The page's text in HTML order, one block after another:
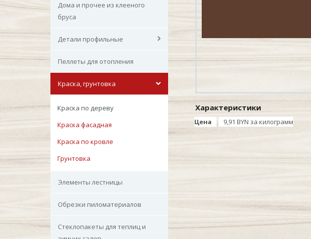
Дома и прочее из клееного
бруса
Детали профильные
Пеллеты для отопления
Краска, грунтовка
Краска по дереву
Краска фасадная
Краска по кровле
Грунтовка
Элементы лестницы
Обрезки пиломатериалов
Стеклопакеты для теплиц и
Характеристики
Цена 9,91 BYN за килограмм